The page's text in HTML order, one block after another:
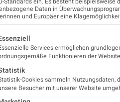
und
per
gerade
von
.
auf den
Website
Daten in
und Europäer eine
eine Liste der Service-
Services ermöglichen
Funktionieren der
Cookies sammeln Nutzungsdaten,
Besucher mit unserer Website